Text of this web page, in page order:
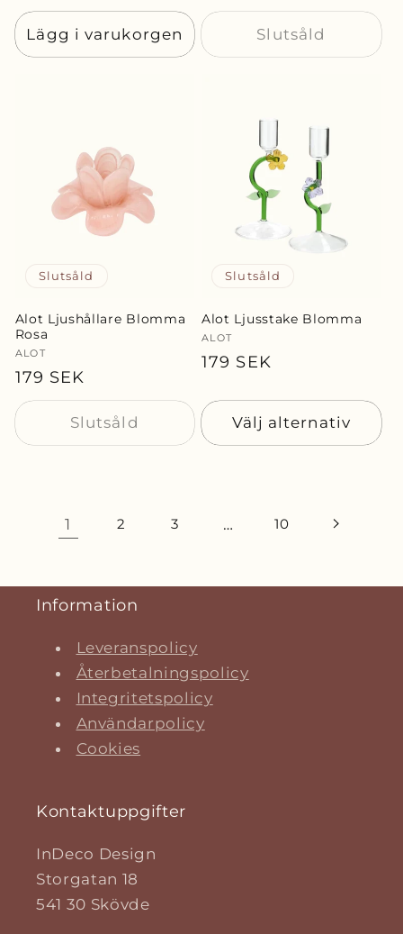
pris
Lägg i varukorgen
pris
Slutsåld
Slutsåld
Alot Ljushållare Blomma
Rosa
Säljare:
ALOT
Ordinarie
pris
179 SEK
Slutsåld
Slutsåld
Alot Ljusstake Blomma
Säljare:
ALOT
Ordinarie
179 SEK
Välj alternativ
1 2 3 … 10
Information
Leveranspolicy
Återbetalningspolicy
Integritetspolicy
Användarpolicy
Cookies
Kontaktuppgifter
InDeco Design
Storgatan 18
541 30 Skövde